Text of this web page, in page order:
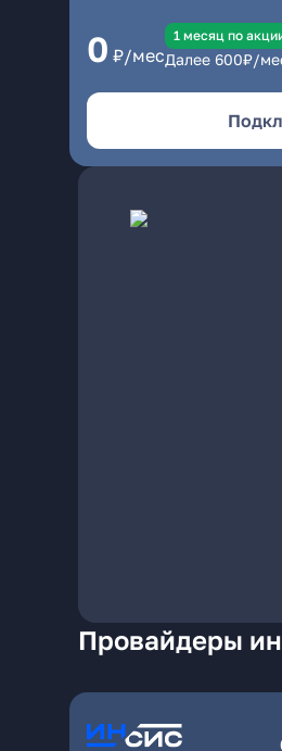
0 ₽/мес
1 месяц по
Далее 600₽/
Провайдеры